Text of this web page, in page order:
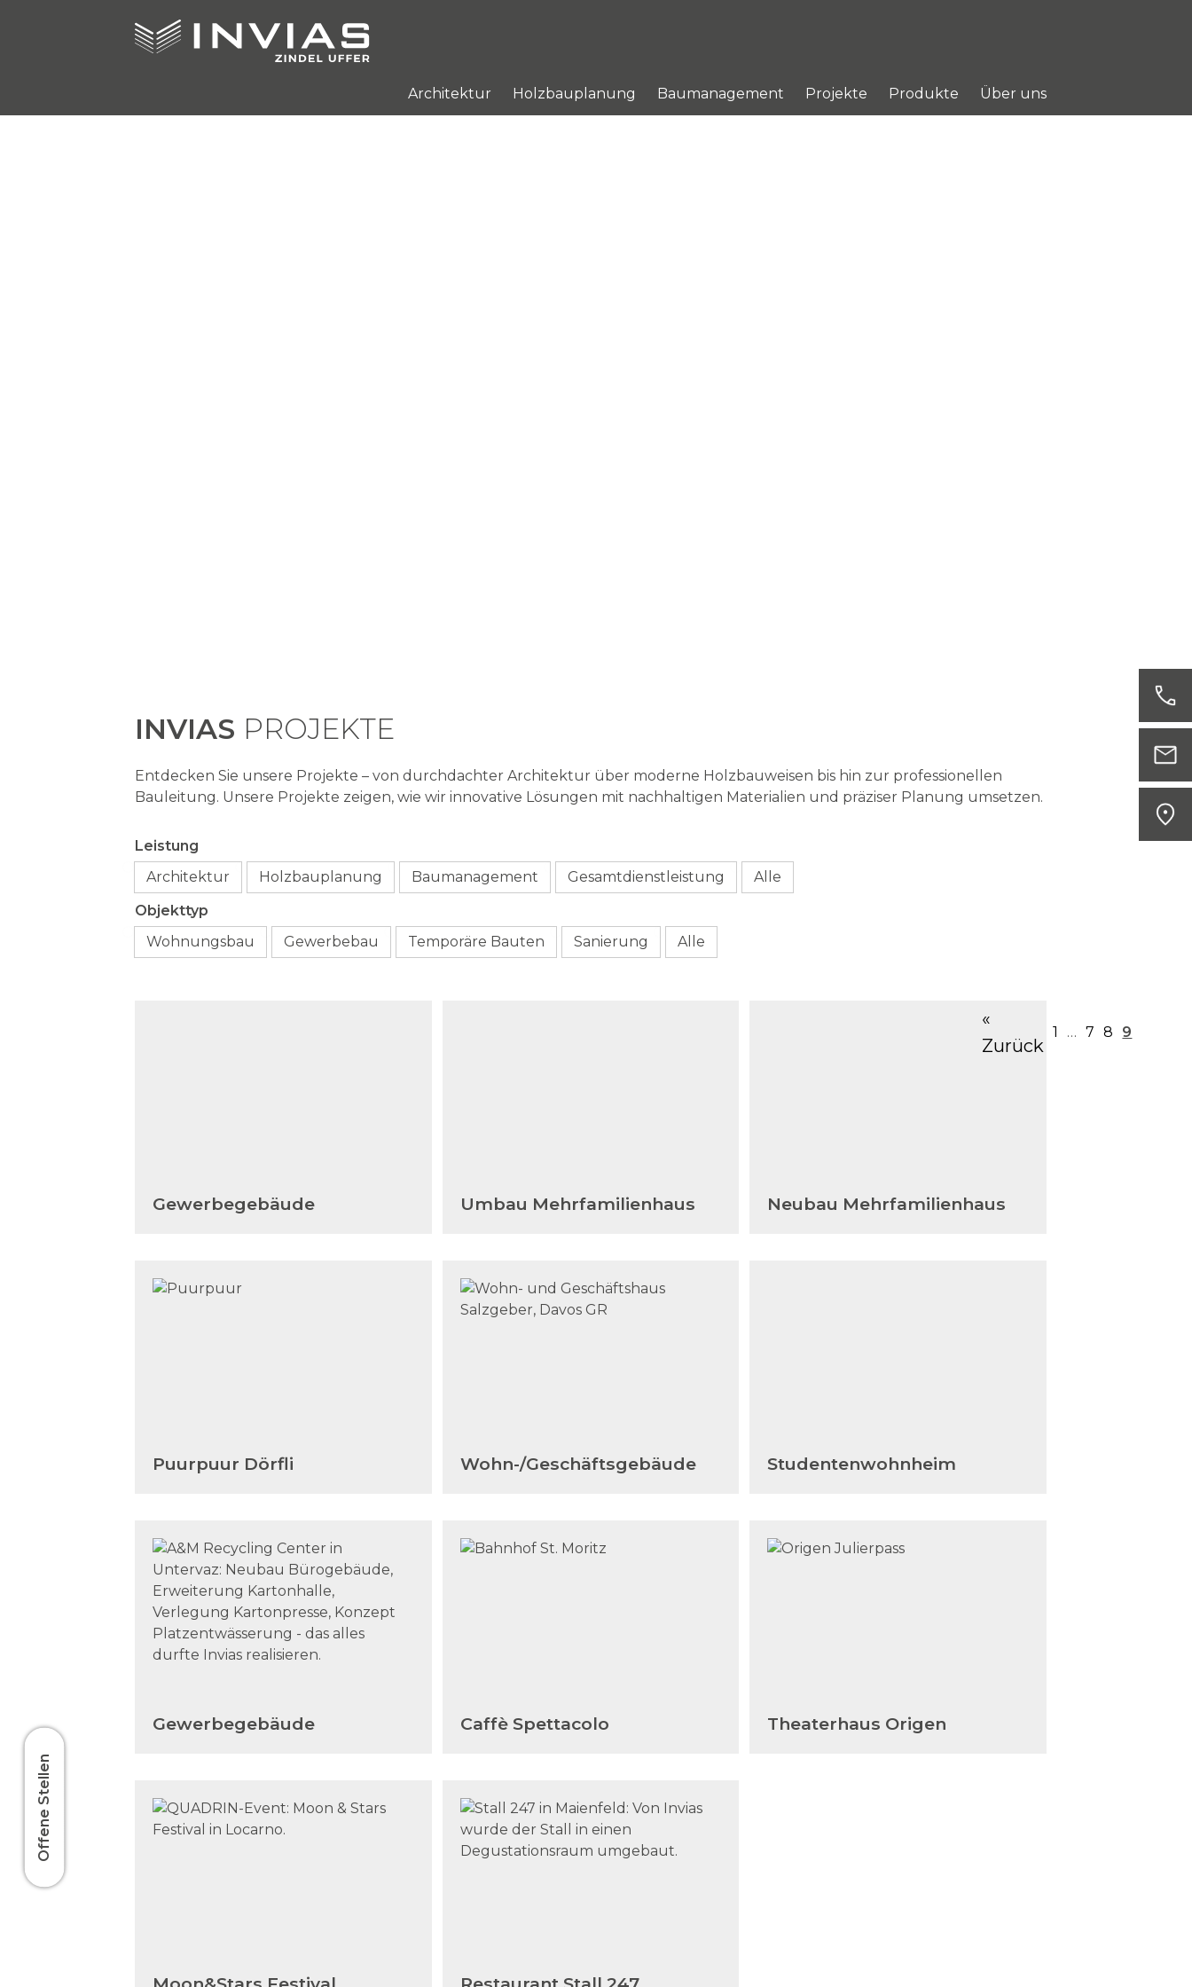
Architektur Holzbauplanung Baumanagement Projekte Produkte Über uns
INVIAS PROJEKTE
Entdecken Sie unsere Projekte – von durchdachter Architektur über moderne Holzbauweisen bis hin zur professionellen
Bauleitung. Unsere Projekte zeigen, wie wir innovative Lösungen mit nachhaltigen Materialien und präziser Planung umsetzen.
Leistung
Architektur
Holzbauplanung Baumanagement Gesamtdienstleistung
Alle
Objekttyp
Wohnungsbau
Gewerbebau Temporäre Bauten Sanierung Alle
Gewerbegebäude Umbau Mehrfamilienhaus Neubau Mehrfamilienhaus
Puurpuur Dörfli Wohn-/Geschäftsgebäude Studentenwohnheim
Gewerbegebäude Caffè Spettacolo Theaterhaus Origen
«
Zurück
1 … 7 8 9
Offene Stellen